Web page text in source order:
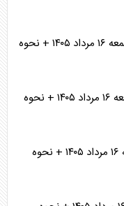
جدول قطعی برق استان کرمانشاه فردا جمعه ۱۶ مرداد ۱۴۰۵ + نحوه
جدول قطعی برق استان اصفهان فردا جمعه ۱۶ مرداد ۱۴۰۵ + نحوه
جدول قطعی برق استان فارس فردا جمعه ۱۶ مرداد ۱۴۰۵ + نحوه